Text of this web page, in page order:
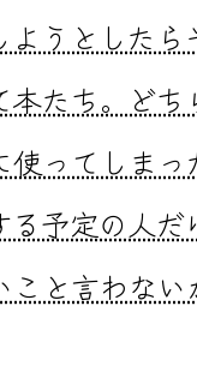
うとしたら
本たち。ど
使ってしま
る予定の人
こと言わな